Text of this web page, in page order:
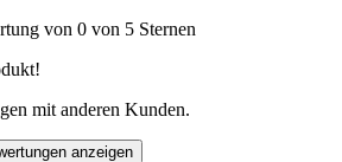
von 0 von 5 Sternen
mit anderen Kunden.
anzeigen